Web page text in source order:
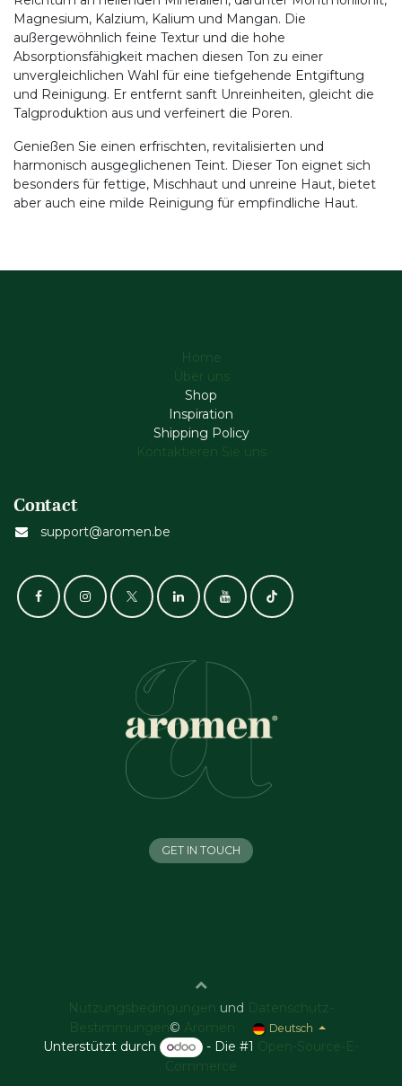
Magnesium, Kalzium, Kalium und Mangan. Die
außergewöhnlich feine Textur und die hohe
Absorptionsfähigkeit machen diesen Ton zu einer
unvergleichlichen Wahl für eine tiefgehende Entgiftung
und Reinigung. Er entfernt sanft Unreinheiten, gleicht die
Talgproduktion aus und verfeinert die Poren.
Genießen Sie einen erfrischten, revitalisierten und
harmonisch ausgeglichenen Teint. Dieser Ton eignet sich
besonders für fettige, Mischhaut und unreine Haut, bietet
aber auch eine milde Reinigung für empfindliche Haut.
Home
Über uns
Shop
Inspiration
Shipping Policy
Kontaktieren Sie uns
Contact
support@aromen.be
GET IN TOUCH
Nutzungsbedingungen und
Datenschutz-
Bestimmungen © Aromen Deutsch
Unterstützt durch - Die #1 Open-Source-E-
Commerce